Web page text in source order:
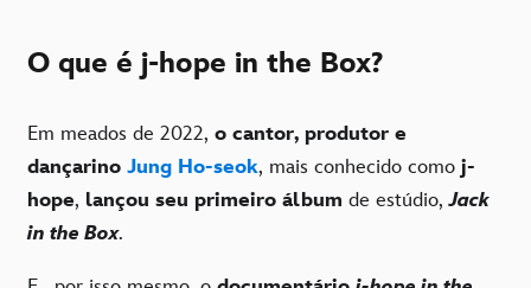
O que é j-hope in the Box?
Em meados de 2022, o cantor, produtor e
dançarino Jung Ho-seok, mais conhecido como j-
hope, lançou seu primeiro álbum de estúdio,Jack
in the Box.